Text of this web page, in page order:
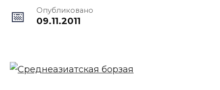
Опубликовано
09.11.2011